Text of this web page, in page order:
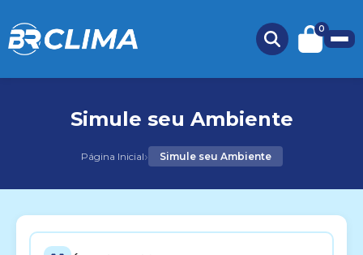
0
Simule seu Ambiente
Página Inicial› Simule seu Ambiente